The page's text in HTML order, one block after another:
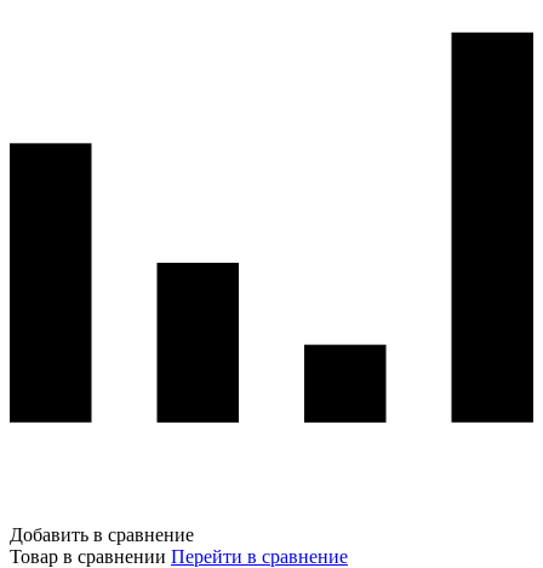
Добавить в сравнение
Товар в сравнении Перейти в сравнение